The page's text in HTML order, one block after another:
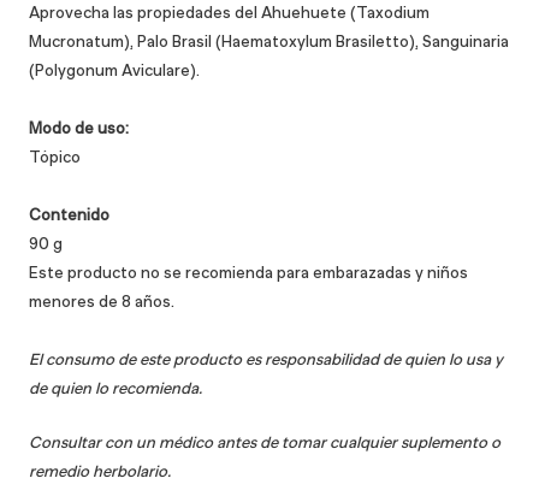
Aprovecha las propiedades del Ahuehuete (Taxodium
Mucronatum), Palo Brasil (Haematoxylum Brasiletto), Sanguinaria
(Polygonum Aviculare).
Modo de uso:
Tópico
Contenido
90 g
Este producto no se recomienda para embarazadas y niños
menores de 8 años.
El consumo de este producto es responsabilidad de quien lo usa y
de quien lo recomienda.
Consultar con un médico antes de tomar cualquier suplemento o
remedio herbolario.